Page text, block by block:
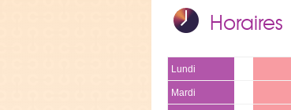
Horaires
Lundi
Mardi